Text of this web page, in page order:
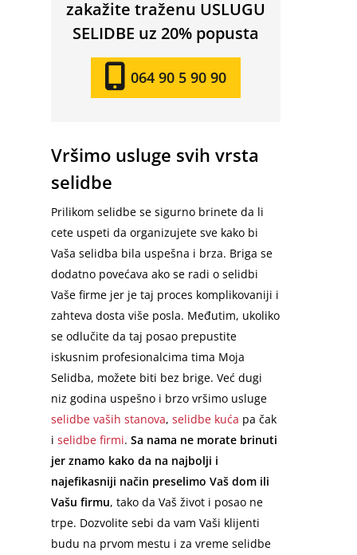
zakažite traženu USLUGU
SELIDBE uz 20% popusta
064 90 5 90 90
Vršimo usluge svih vrsta
selidbe
Prilikom selidbe se sigurno brinete da li
cete uspeti da organizujete sve kako bi
Vaša selidba bila uspešna i brza. Briga se
dodatno povećava ako se radi o selidbi
Vaše firme jer je taj proces komplikovaniji i
zahteva dosta više posla. Međutim, ukoliko
se odlučite da taj posao prepustite
iskusnim profesionalcima tima Moja
Selidba, možete biti bez brige. Već dugi
niz godina uspešno i brzo vršimo usluge
selidbe vaših stanova,selidbe kuća pa čak
iselidbe firmi.Sa nama ne morate brinuti
jer znamo kako da na najbolji i
najefikasniji način preselimo Vaš dom ili
Vašu firmu, tako da Vaš život i posao ne
trpe. Dozvolite sebi da vam Vaši klijenti
budu na prvom mestu i za vreme selidbe